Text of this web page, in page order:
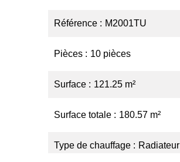
Référence M2001TU
Pièces 10 pièces
Surface 121.25 m²
Surface totale 180.57 m²
Type de chauffage Radiateur